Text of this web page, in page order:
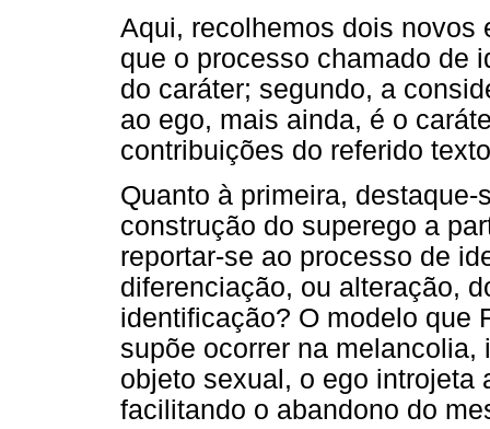
Aqui, recolhemos dois novos
que o processo chamado de
do caráter; segundo, a
ao ego, mais ainda, é o
contribuições do referido
Quanto à primeira,
construção do superego a
reportar-se ao processo de
diferenciação, ou alteração,
identificação? O modelo que
supõe ocorrer na
objeto sexual, o ego
facilitando o abandono do